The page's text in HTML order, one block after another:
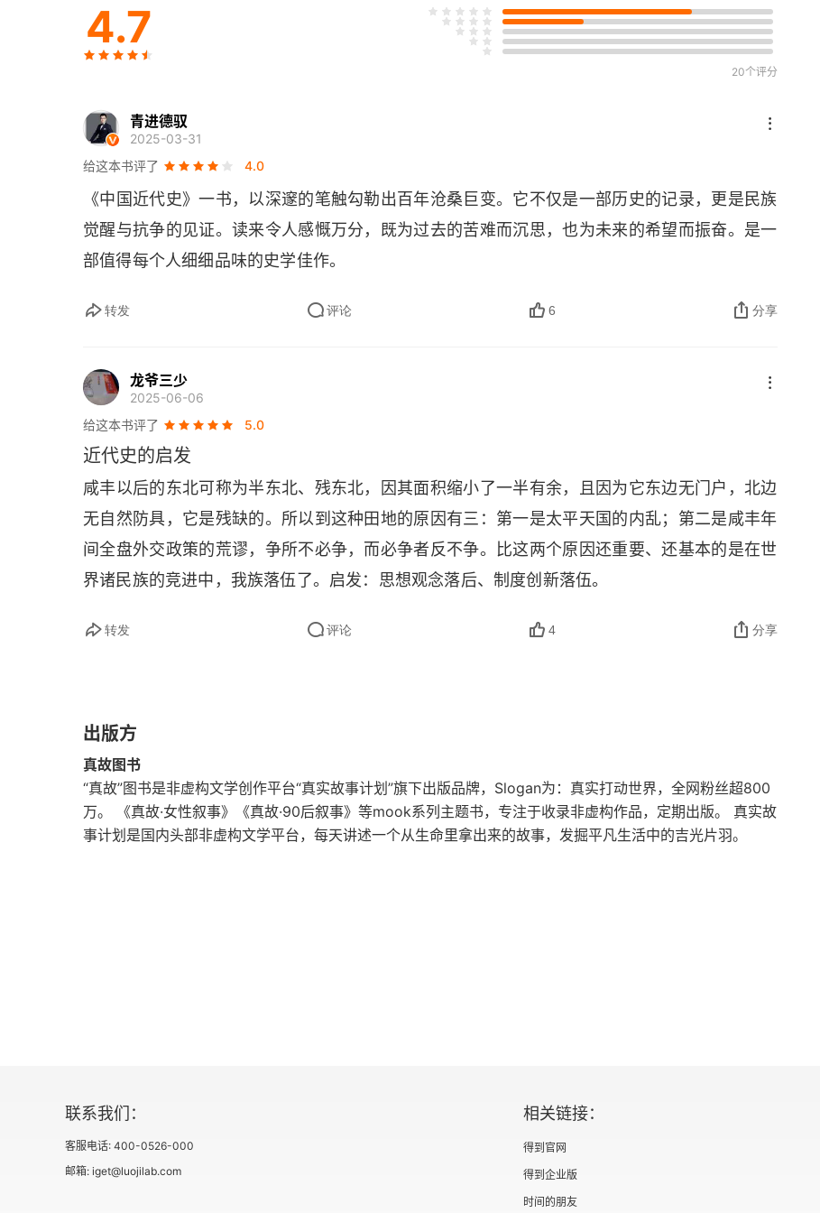
第一节 旧社会走循环套
第三节 曾国藩刷新旧社会
第四节 洪秀全失败
第三章 自强及其失败
第一节 内外合作以求自强
第四节 士大夫轻举妄动
第五节 中日初次决战
第四章 瓜分及民族之复兴
第一节 李鸿章引狼入室
第二节 康有为辅助光绪变法
第四节 孙总理提民族复兴方案
第六节 军阀割据十五年
第七节 贯彻总理的遗教
附录
4.7
20个评分
青进德驭
2025-03-31
给这本书评了
4.0
《中国近代史》一书，以深邃的笔触勾勒出百年沧桑巨变。它不仅是一部历史的记录，更是民族
觉醒与抗争的见证。读来令人感慨万分，既为过去的苦难而沉思，也为未来的希望而振奋。是一
部值得每个人细细品味的史学佳作。
转发 评论 6 分享
龙爷三少
2025-06-06
给这本书评了
5.0
近代史的启发
咸丰以后的东北可称为半东北、残东北，因其面积缩小了一半有余，且因为它东边无门户，北边
无自然防具，它是残缺的。所以到这种田地的原因有三：第一是太平天国的内乱；第二是咸丰年
间全盘外交政策的荒谬，争所不必争，而必争者反不争。比这两个原因还重要、还基本的是在世
界诸民族的竞进中，我族落伍了。启发：思想观念落后、制度创新落伍。
转发 评论 4 分享
出版方
真故图书
“真故”图书是非虚构文学创作平台“真实故事计划”旗下出版品牌，Slogan为：真实打动世界，全网粉丝超800
万。 《真故·女性叙事》《真故·90后叙事》等mook系列主题书，专注于收录非虚构作品，定期出版。 真实故
事计划是国内头部非虚构文学平台，每天讲述一个从生命里拿出来的故事，发掘平凡生活中的吉光片羽。
联系我们：
客服电话: 400-0526-000
邮箱: iget@luojilab.com
相关链接：
得到官网
得到企业版
时间的朋友